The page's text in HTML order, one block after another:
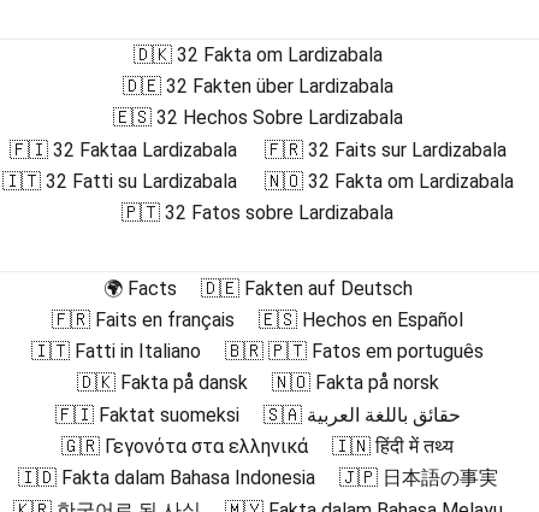
🇩🇰 32 Fakta om Lardizabala
🇩🇪 32 Fakten über Lardizabala
🇪🇸 32 Hechos Sobre Lardizabala
🇫🇮 32 Faktaa Lardizabala
🇫🇷 32 Faits sur Lardizabala
🇮🇹 32 Fatti su Lardizabala
🇳🇴 32 Fakta om Lardizabala
🇵🇹 32 Fatos sobre Lardizabala
🌍 Facts
🇩🇪 Fakten auf Deutsch
🇫🇷 Faits en français
🇪🇸 Hechos en Español
🇮🇹 Fatti in Italiano
🇧🇷 🇵🇹 Fatos em português
🇩🇰 Fakta på dansk
🇳🇴 Fakta på norsk
🇫🇮 Faktat suomeksi
🇸🇦 حقائق باللغة العربية
🇬🇷 Γεγονότα στα ελληνικά
🇮🇳 हिंदी में तथ्य
🇮🇩 Fakta dalam Bahasa Indonesia
🇯🇵 日本語の事実